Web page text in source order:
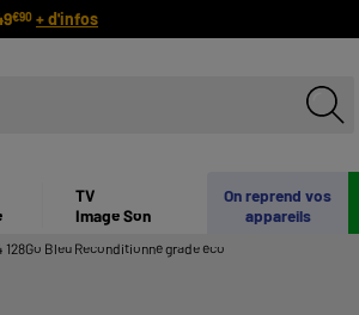
€90 + d'infos
On reprend vos
appareils
TV
Image Son
128Go Bleu Reconditionné grade éco